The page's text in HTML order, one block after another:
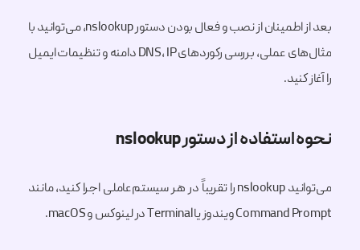
بعد از اطمینان از نصب و فعال بودن دستور nslookup، می‌توانید با
مثال‌های عملی، بررسی رکوردهای DNS، IP دامنه و تنظیمات ایمیل
را آغاز کنید.
نحوه استفاده از دستور nslookup
می‌توانید nslookup را تقریباً در هر سیستم‌عاملی اجرا کنید، مانند
Command Prompt ویندوز یا Terminal در لینوکس و macOS.